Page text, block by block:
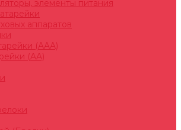
элементы питания
аппаратов
(AAA)
(AA)